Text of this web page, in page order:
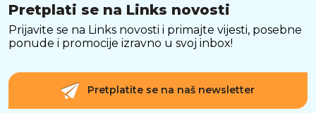
Pretplati se na Links novosti
Prijavite se na Links novosti i primajte vijesti, posebne
ponude i promocije izravno u svoj inbox!
Pretplatite se na naš newsletter